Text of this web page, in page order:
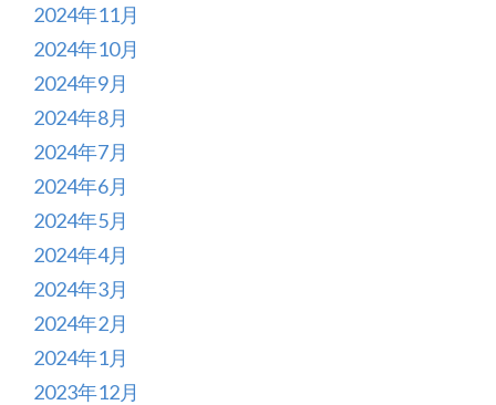
2024年11月
2024年10月
2024年9月
2024年8月
2024年7月
2024年6月
2024年5月
2024年4月
2024年3月
2024年2月
2024年1月
2023年12月